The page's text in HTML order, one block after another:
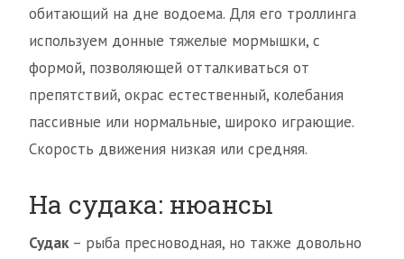
обитающий на дне водоема. Для его троллинга
используем донные тяжелые мормышки, с
формой, позволяющей отталкиваться от
препятствий, окрас естественный, колебания
пассивные или нормальные, широко играющие.
Скорость движения низкая или средняя.
На судака: нюансы
Судак– рыба пресноводная, но также довольно